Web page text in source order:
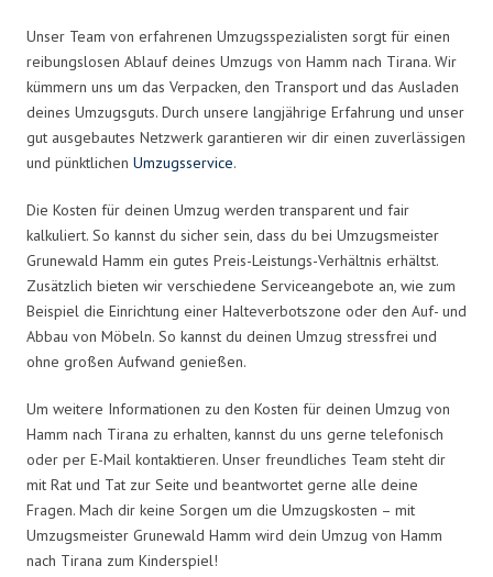
Unser Team von erfahrenen Umzugsspezialisten sorgt für einen
reibungslosen Ablauf deines Umzugs von Hamm nach Tirana. Wir
kümmern uns um das Verpacken, den Transport und das Ausladen
deines Umzugsguts. Durch unsere langjährige Erfahrung und unser
gut ausgebautes Netzwerk garantieren wir dir einen zuverlässigen
und pünktlichen Umzugsservice.
Die Kosten für deinen Umzug werden transparent und fair
kalkuliert. So kannst du sicher sein, dass du bei Umzugsmeister
Grunewald Hamm ein gutes Preis-Leistungs-Verhältnis erhältst.
Zusätzlich bieten wir verschiedene Serviceangebote an, wie zum
Beispiel die Einrichtung einer Halteverbotszone oder den Auf- und
Abbau von Möbeln. So kannst du deinen Umzug stressfrei und
ohne großen Aufwand genießen.
Um weitere Informationen zu den Kosten für deinen Umzug von
Hamm nach Tirana zu erhalten, kannst du uns gerne telefonisch
oder per E-Mail kontaktieren. Unser freundliches Team steht dir
mit Rat und Tat zur Seite und beantwortet gerne alle deine
Fragen. Mach dir keine Sorgen um die Umzugskosten – mit
Umzugsmeister Grunewald Hamm wird dein Umzug von Hamm
nach Tirana zum Kinderspiel!